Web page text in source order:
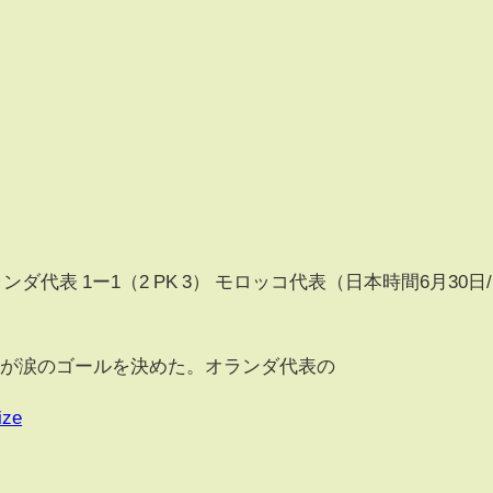
ダ代表 1ー1（2 PK 3） モロッコ代表（日本時間6月30日/
涙のゴールを決めた。オランダ代表の